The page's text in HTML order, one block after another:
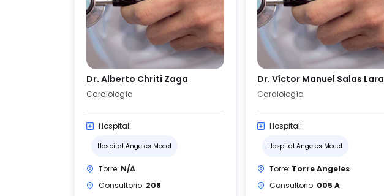
Dr. Alberto Chriti Zaga
Cardiología
Hospital:
Hospital Angeles Mocel
Torre: N/A
Consultorio: 208
Dr. Víctor Manuel Salas Lara
Cardiología
Hospital:
Hospital Angeles Mocel
Torre: Torre Angeles
Consultorio: 005 A